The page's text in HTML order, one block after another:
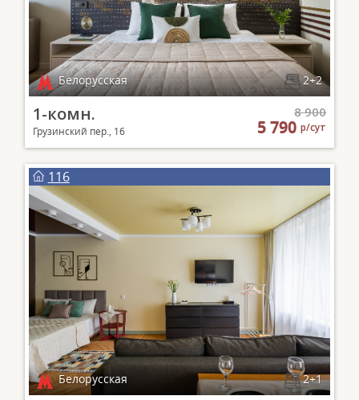
Белорусская 2+2
1-комн.
Грузинский пер., 16
8 900
5 790р/сут
116
Белорусская 2+1